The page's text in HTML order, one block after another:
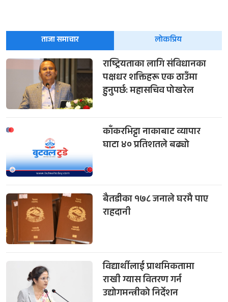
ताजा समाचार लोकप्रिय
राष्ट्रियताका लागि संविधानका
पक्षधर शक्तिहरू एक ठाउँमा
हुनुपर्छ: महासचिव पोखरेल
काँकरभिट्टा नाकाबाट व्यापार
घाटा ४० प्रतिशतले बढ्यो
बैतडीका १७८ जनाले घरमै पाए
राहदानी
विद्यार्थीलाई प्राथमिकतामा
राखी ग्यास वितरण गर्न
उद्योगमन्त्रीको निर्देशन